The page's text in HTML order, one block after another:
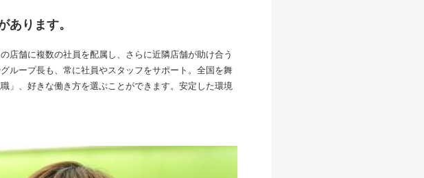
あります。
店舗に複数の社員を配属し、さらに近隣店舗が助け合う
ループ長も、常に社員やスタッフをサポート。全国を舞
」、好きな働き方を選ぶことができます。安定した環境